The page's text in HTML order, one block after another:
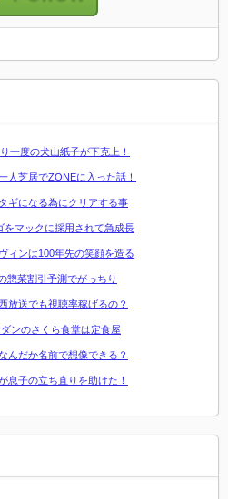
一度の犬山紙子が下克上！
人芝居でZONEに入った話！
ギになる為にクリアする事
をマックに採用されて急成長
ィンは100年先の笑顔を造る
惣菜割引予測でがっちり
放送でも視聴率稼げるの？
ンのさくら食堂は定食屋
んだか名前で想像できる？
息子の立ち直りを助けた！